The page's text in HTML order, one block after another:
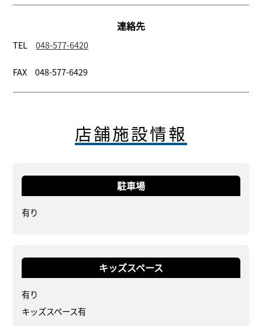
連絡先
TEL 048-577-6420
FAX 048-577-6429
店舗施設情報
駐車場
有り
キッズスペース
有り
キッズスペース有